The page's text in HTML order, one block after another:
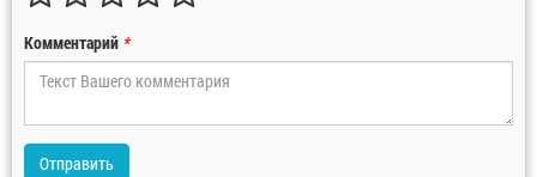
Комментарий *
Отправить